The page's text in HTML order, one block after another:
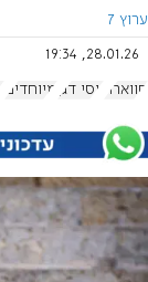
ערוץ 7
28.01.26, 19:34
חווארה יוסי דגן מיוחדים